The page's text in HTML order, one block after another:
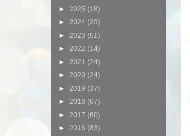
► 2025 (18)
► 2024 (29)
► 2023 (51)
► 2022 (14)
► 2021 (24)
► 2020 (24)
► 2019 (37)
► 2018 (67)
► 2017 (80)
► 2016 (83)